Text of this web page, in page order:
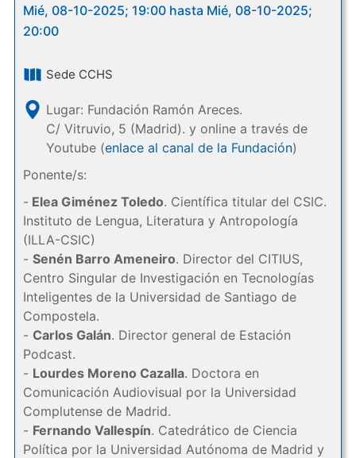
Mié, 08-10-2025; 19:00 hasta Mié, 08-10-2025;
20:00
Sede CCHS
Lugar: Fundación Ramón Areces.
C/ Vitruvio, 5 (Madrid). y online a través de
Youtube (enlace al canal de la Fundación)
Ponente/s:
- Elea Giménez Toledo. Científica titular del CSIC.
Instituto de Lengua, Literatura y Antropología
(ILLA-CSIC)
- Senén Barro Ameneiro. Director del CITIUS,
Centro Singular de Investigación en Tecnologías
Inteligentes de la Universidad de Santiago de
Compostela.
- Carlos Galán. Director general de Estación
Podcast.
- Lourdes Moreno Cazalla. Doctora en
Comunicación Audiovisual por la Universidad
Complutense de Madrid.
- Fernando Vallespín. Catedrático de Ciencia
Política por la Universidad Autónoma de Madrid y